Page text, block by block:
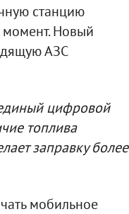
станцию
момент. Новый
АЗС
цифровой
топлива
заправку более
мобильное